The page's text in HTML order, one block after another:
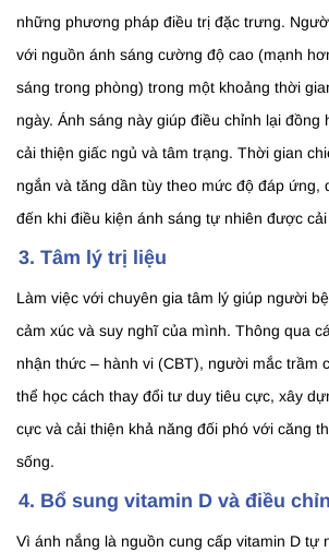
những phương pháp điều trị đặc trưng.
với nguồn ánh sáng cường độ cao (mạnh
sáng trong phòng) trong một khoảng thời
ngày. Ánh sáng này giúp điều chỉnh lại đồng
cải thiện giấc ngủ và tâm trạng. Thời gian
ngắn và tăng dần tùy theo mức độ đáp ứng,
đến khi điều kiện ánh sáng tự nhiên được
3. Tâm lý trị liệu
Làm việc với chuyên gia tâm lý giúp người
cảm xúc và suy nghĩ của mình. Thông qua
nhận thức – hành vi (CBT), người mắc trầm
thể học cách thay đổi tư duy tiêu cực, xây
cực và cải thiện khả năng đối phó với căng
sống.
4. Bổ sung vitamin D và điều
Vì ánh nắng là nguồn cung cấp vitamin D tự